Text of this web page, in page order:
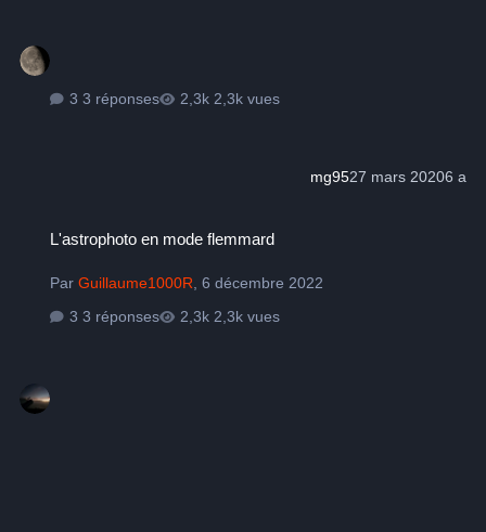
3 réponses 2,3k vues
mg9527 mars 20206 a
L'astrophoto en mode flemmard
ParGuillaume1000R ,6 décembre 2022
3 réponses
2,3k vues